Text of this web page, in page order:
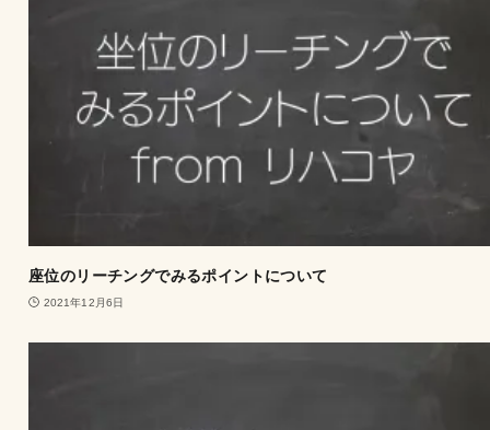
座位のリーチングでみるポイントについて
2021年12月6日